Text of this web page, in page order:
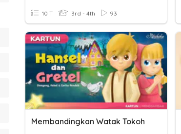
10 T 3rd - 4th 93
Membandingkan Watak Tokoh